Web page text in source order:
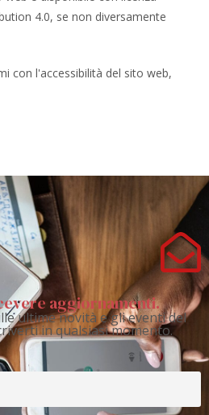
4.0, se non diversamente
con l'accessibilità del sito web,
aggiornamenti.
ultime novità e gli eventi del
in qualsiasi momento.